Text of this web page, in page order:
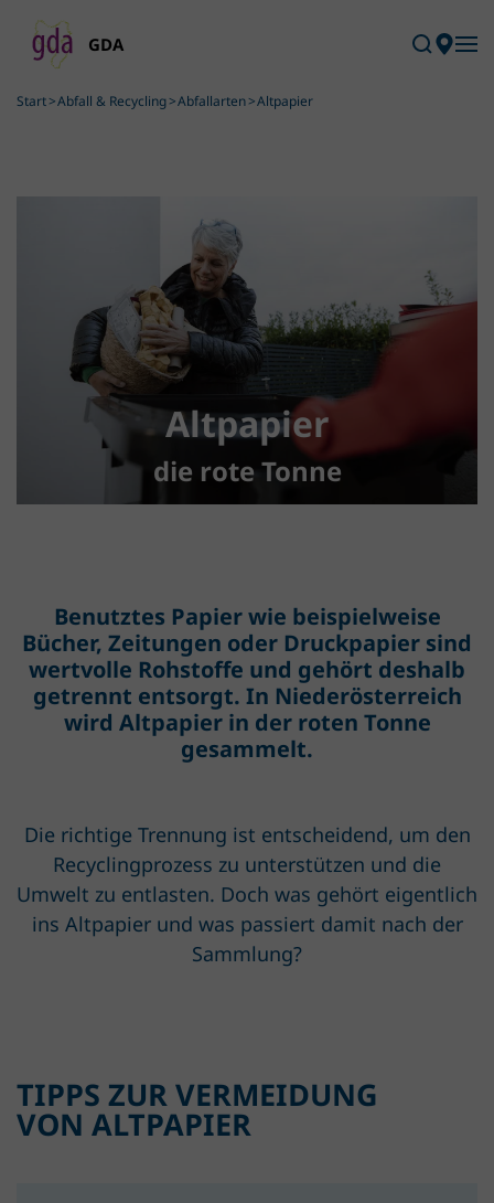
Skip to main content
Start Abfall & Recycling Abfallarten Altpapier
Altpapier
die rote Tonne
Benutztes Papier wie beispielweise
Bücher, Zeitungen oder Druckpapier sind
wertvolle Rohstoffe und gehört deshalb
getrennt entsorgt. In Niederösterreich
wird Altpapier in der roten Tonne
gesammelt.
Die richtige Trennung ist entscheidend, um den
Recyclingprozess zu unterstützen und die
Umwelt zu entlasten. Doch was gehört eigentlich
ins Altpapier und was passiert damit nach der
Sammlung?
TIPPS ZUR VERMEIDUNG
VON ALTPAPIER